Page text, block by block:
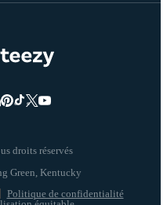
droits réservés
Politique de confidentialité